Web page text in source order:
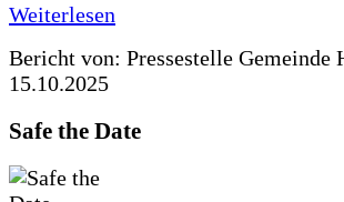
Weiterlesen
Bericht von: Pressestelle Gemeinde
15.10.2025
Safe the Date